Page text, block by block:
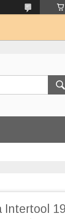
Intertool